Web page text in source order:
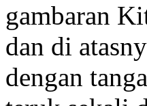
gambaran
dan di
dengan